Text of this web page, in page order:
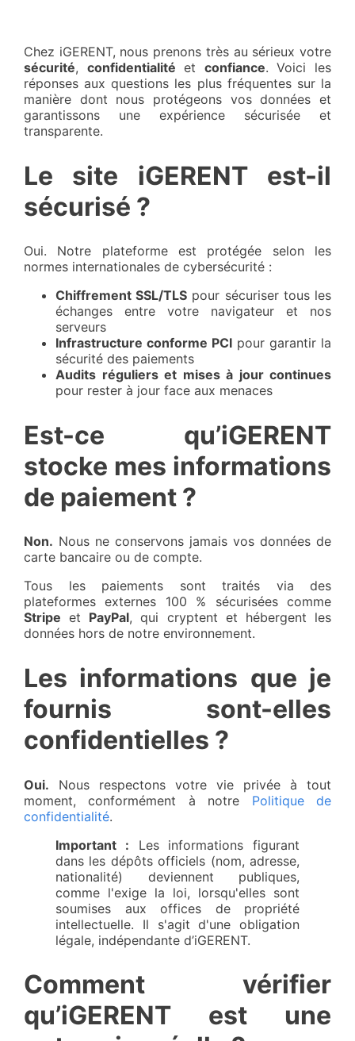
Chez iGERENT, nous prenons très au sérieux votre
sécurité, confidentialité et confiance. Voici les
réponses aux questions les plus fréquentes sur la
manière dont nous protégeons vos données et
garantissons une expérience sécurisée et
transparente.
Le site iGERENT est-il
sécurisé ?
Oui. Notre plateforme est protégée selon les
normes internationales de cybersécurité :
Chiffrement SSL/TLS pour sécuriser tous les
échanges entre votre navigateur et nos
serveurs
Infrastructure conforme PCI pour garantir la
sécurité des paiements
Audits réguliers et mises à jour continues
pour rester à jour face aux menaces
Est-ce qu’iGERENT
stocke mes informations
de paiement ?
Non. Nous ne conservons jamais vos données de
carte bancaire ou de compte.
Tous les paiements sont traités via des
plateformes externes 100 % sécurisées comme
Stripe et PayPal, qui cryptent et hébergent les
données hors de notre environnement.
Les informations que je
fournis sont-elles
confidentielles ?
Oui. Nous respectons votre vie privée à tout
moment, conformément à notre Politique de
confidentialité.
Important : Les informations figurant
dans les dépôts officiels (nom, adresse,
nationalité) deviennent publiques,
comme l'exige la loi, lorsqu'elles sont
soumises aux offices de propriété
intellectuelle. Il s'agit d'une obligation
légale, indépendante d’iGERENT.
Comment vérifier
qu’iGERENT est une